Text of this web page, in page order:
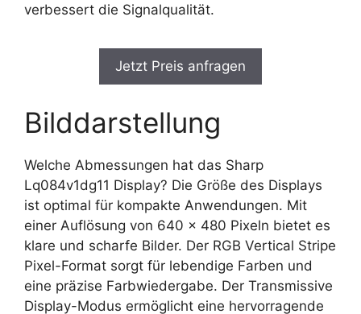
verbessert die Signalqualität.
Jetzt Preis anfragen
Bilddarstellung
Welche Abmessungen hat das Sharp
Lq084v1dg11 Display? Die Größe des Displays
ist optimal für kompakte Anwendungen. Mit
einer Auflösung von 640 x 480 Pixeln bietet es
klare und scharfe Bilder. Der RGB Vertical Stripe
Pixel-Format sorgt für lebendige Farben und
eine präzise Farbwiedergabe. Der Transmissive
Display-Modus ermöglicht eine hervorragende